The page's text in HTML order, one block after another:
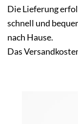
Die Lieferung
schnell und
nach Hause.
Das